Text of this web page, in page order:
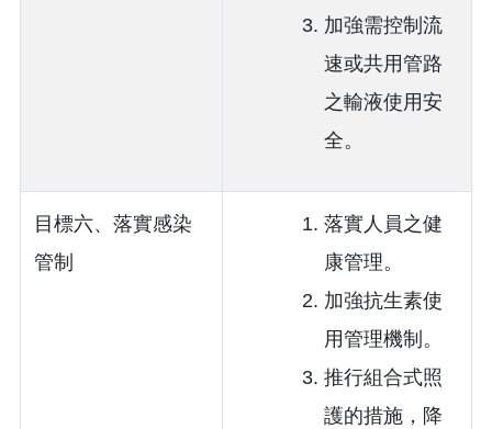
加強需控制流
速或共用管路
之輸液使用安
全。
目標六、落實感染
管制
落實人員之健
康管理。
加強抗生素使
用管理機制。
推行組合式照
護的措施，降